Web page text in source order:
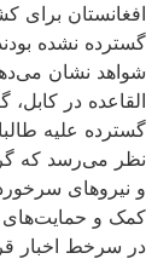
افغانستان برای
گسترده نشده
شواهد نشان
القاعده در
گسترده علیه
نظر می‌رسد که
و نیروهای
کمک‌ و
در سرخط اخبار